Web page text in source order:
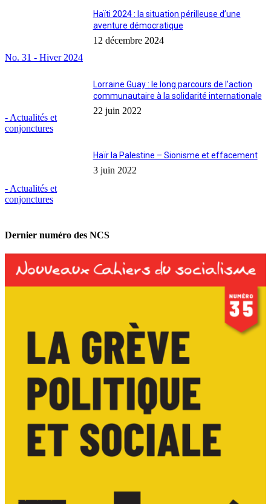
No. 31 - Hiver 2024
Haïti 2024 : la situation périlleuse d’une
aventure démocratique
12 décembre 2024
- Actualités et
conjonctures
Lorraine Guay : le long parcours de l’action
communautaire à la solidarité internationale
22 juin 2022
- Actualités et
conjonctures
Haïr la Palestine – Sionisme et effacement
3 juin 2022
Dernier numéro des NCS